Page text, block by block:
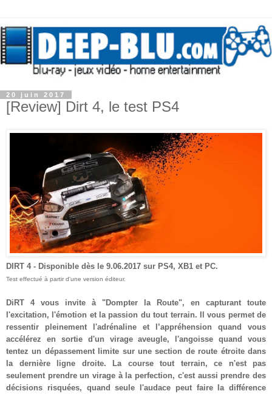
20 juin 2017
[Review] Dirt 4, le test PS4
DIRT 4 - Disponible dès le 9.06.2017 sur PS4, XB1 et PC.
Test effectué à partir d'une version éditeur.
DiRT 4 vous invite à "Dompter la Route", en capturant toute
l'excitation, l'émotion et la passion du tout terrain. Il vous permet de
ressentir pleinement l'adrénaline et l’appréhension quand vous
accélérez en sortie d'un virage aveugle, l'angoisse quand vous
tentez un dépassement limite sur une section de route étroite dans
la dernière ligne droite. La course tout terrain, ce n'est pas
seulement prendre un virage à la perfection, c'est aussi prendre des
décisions risquées, quand seule l'audace peut faire la différence